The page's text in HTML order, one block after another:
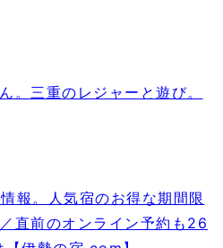
。三重のレジャーと遊び。
報。人気宿のお得な期間限
直前のオンライン予約も26